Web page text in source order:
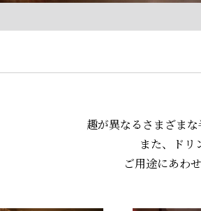
趣が異なるさまざまな
また、ドリ
ご用途にあわ